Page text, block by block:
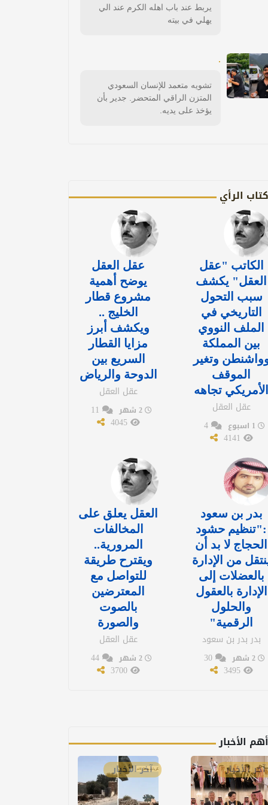
يربط عند باب اهله الكرم عند الي
يهلي في بيته
.
تشويه متعمد للإنسان السعودي
المتزن الراقي المتحضر. جدير بأن
يؤخذ على يديه.
كتاب الرأي
الكاتب "عقل
العقل" يكشف
سبب التحول
التاريخي في
الملف النووي
بين المملكة
وتغير
الموقف
الأمريكي تجاهه
عقل العقل
4
عقل العقل
يوضح أهمية
مشروع قطار
الخليج ..
ويكشف أبرز
مزايا القطار
السريع بين
الدوحة والرياض
عقل العقل
2 شهر
4045
بدر بن سعود
:"تنظيم حشود
الحجاج لا بد أن
من الإدارة
بالعضلات إلى
الإدارة بالعقول
والحلول
الرقمية"
بدر بدر بن سعود
2 شهر 30
3495
العقل يعلق على
المخالفات
المرورية..
ويقترح طريقة
للتواصل مع
المعترضين
بالصوت
والصورة
عقل العقل
2 شهر 44
3700
أهم الأخبار
آخر الأخبار آخر الأخبار